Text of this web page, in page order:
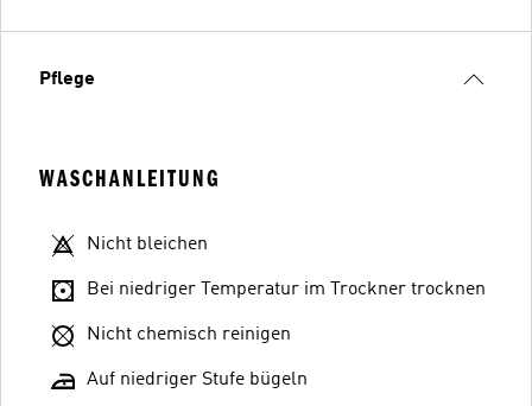
Pflege
WASCHANLEITUNG
Nicht bleichen
Bei niedriger Temperatur im Trockner trocknen
Nicht chemisch reinigen
Auf niedriger Stufe bügeln